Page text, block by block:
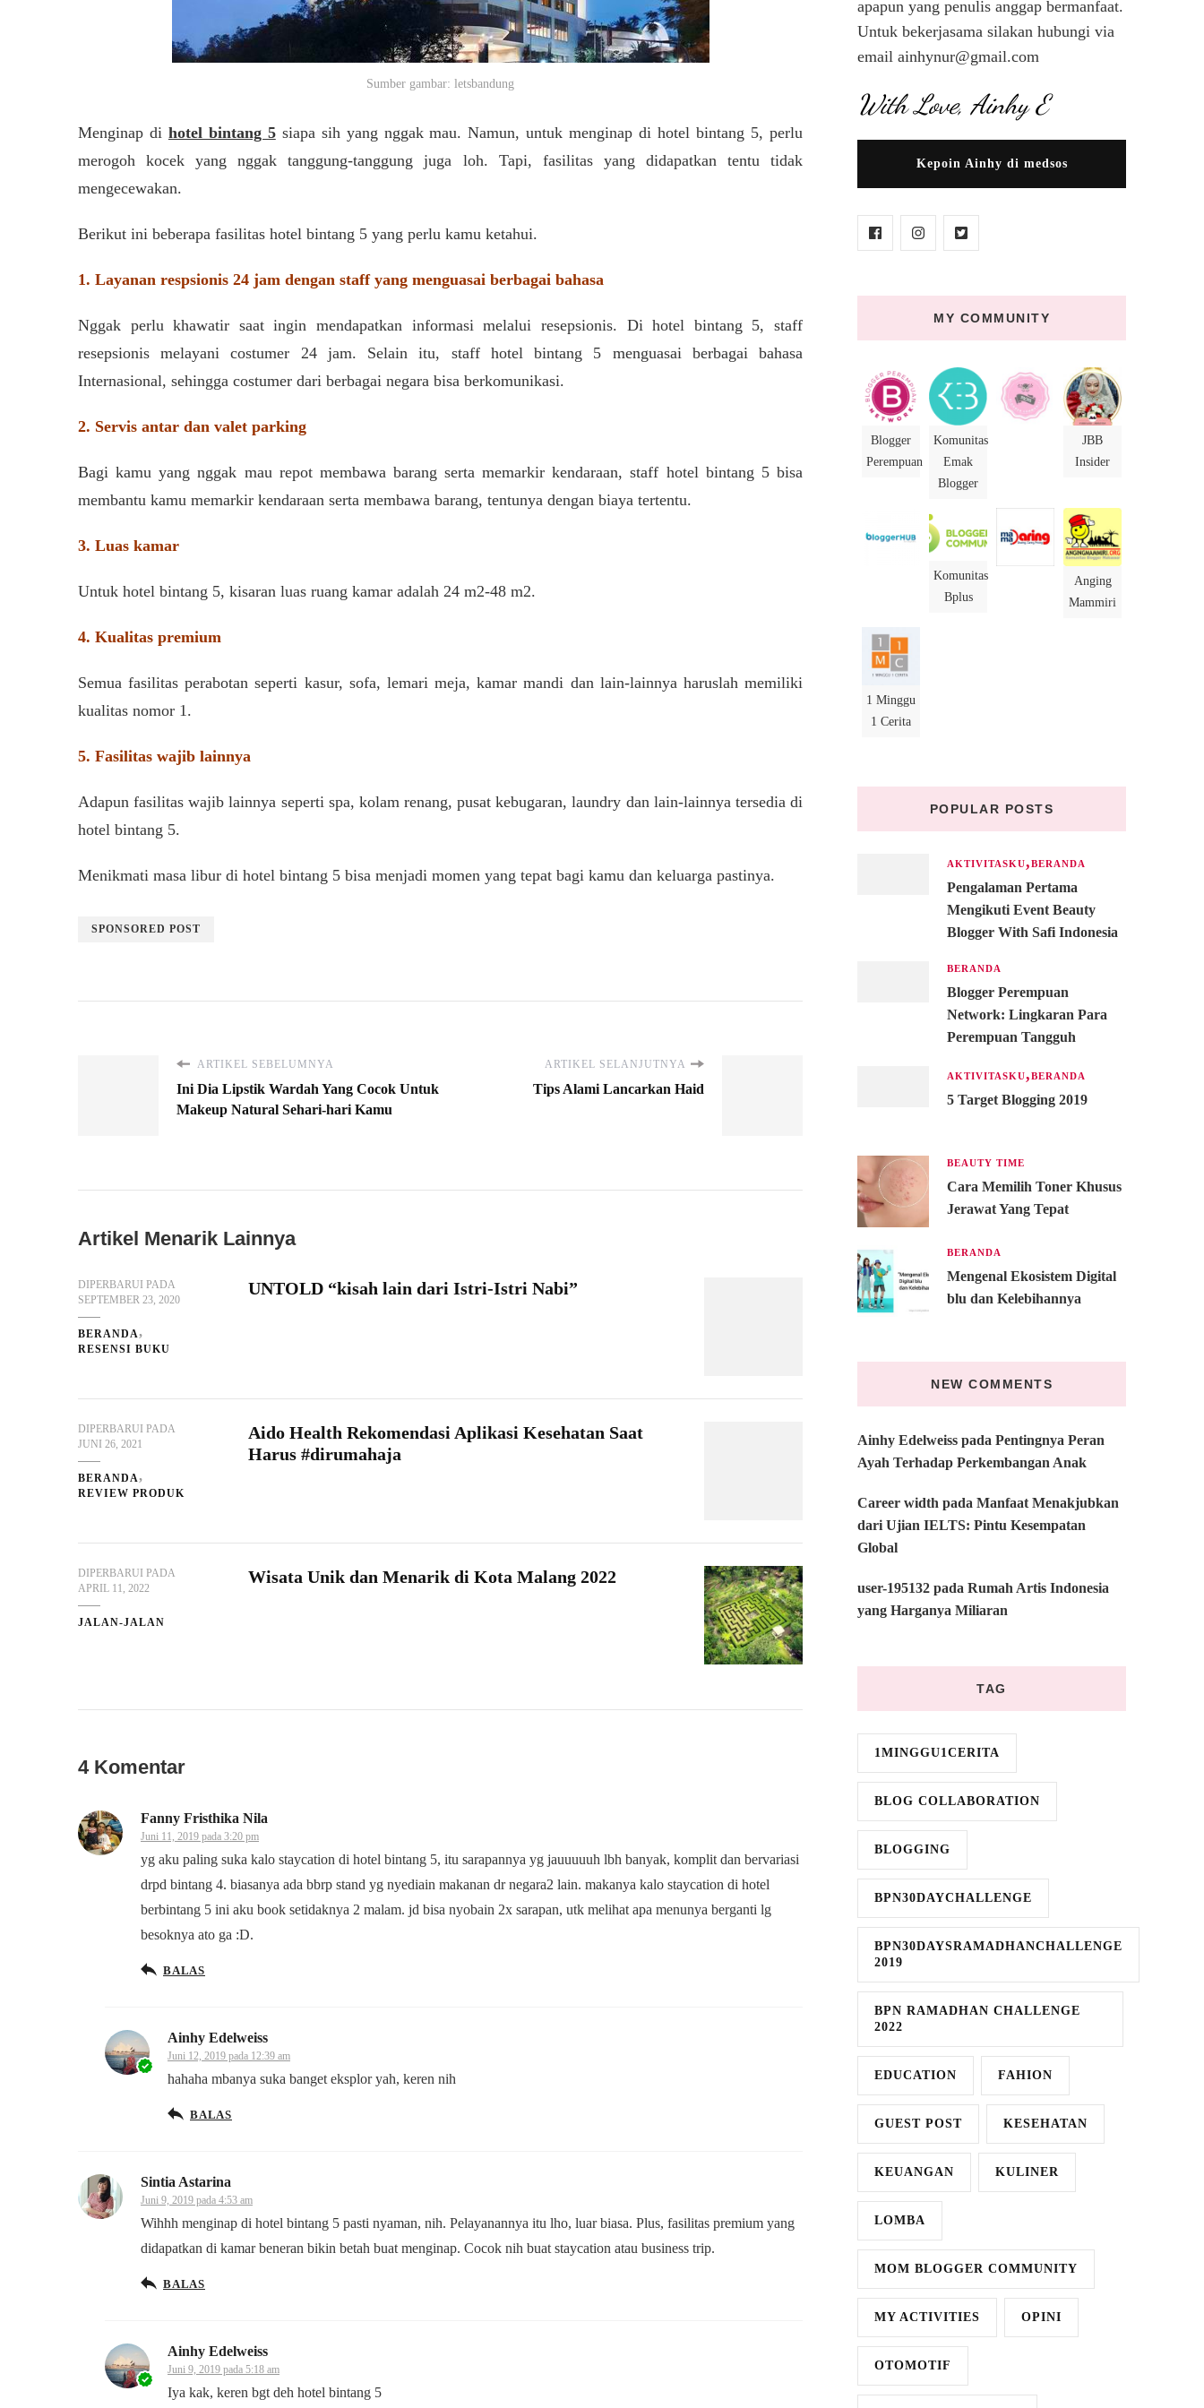
Sumber gambar: letsbandung
Menginap di hotel bintang 5 siapa sih yang nggak mau. Namun, untuk menginap di hotel bintang 5, perlu
merogoh kocek yang nggak tanggung-tanggung juga loh. Tapi, fasilitas yang didapatkan tentu tidak
mengecewakan.
Berikut ini beberapa fasilitas hotel bintang 5 yang perlu kamu ketahui.
1. Layanan respsionis 24 jam dengan staff yang menguasai berbagai bahasa
Nggak perlu khawatir saat ingin mendapatkan informasi melalui resepsionis. Di hotel bintang 5, staff
resepsionis melayani costumer 24 jam. Selain itu, staff hotel bintang 5 menguasai berbagai bahasa
Internasional, sehingga costumer dari berbagai negara bisa berkomunikasi.
2. Servis antar dan valet parking
Bagi kamu yang nggak mau repot membawa barang serta memarkir kendaraan, staff hotel bintang 5 bisa
membantu kamu memarkir kendaraan serta membawa barang, tentunya dengan biaya tertentu.
3. Luas kamar
Untuk hotel bintang 5, kisaran luas ruang kamar adalah 24 m2-48 m2.
4. Kualitas premium
Semua fasilitas perabotan seperti kasur, sofa, lemari meja, kamar mandi dan lain-lainnya haruslah memiliki
kualitas nomor 1.
5. Fasilitas wajib lainnya
Adapun fasilitas wajib lainnya seperti spa, kolam renang, pusat kebugaran, laundry dan lain-lainnya tersedia di
hotel bintang 5.
Menikmati masa libur di hotel bintang 5 bisa menjadi momen yang tepat bagi kamu dan keluarga pastinya.
SPONSORED POST
ARTIKEL SEBELUMNYA
Ini Dia Lipstik Wardah Yang Cocok Untuk
Makeup Natural Sehari-hari Kamu
ARTIKEL SELANJUTNYA
Tips Alami Lancarkan Haid
Artikel Menarik Lainnya
DIPERBARUI PADA
SEPTEMBER 23, 2020
BERANDA
RESENSI BUKU
UNTOLD “kisah lain dari Istri-Istri Nabi”
DIPERBARUI PADA
JUNI 26, 2021
BERANDA
REVIEW PRODUK
Aido Health Rekomendasi Aplikasi Kesehatan Saat
Harus #dirumahaja
DIPERBARUI PADA
APRIL 11, 2022
JALAN-JALAN
Wisata Unik dan Menarik di Kota Malang 2022
4 Komentar
Fanny Fristhika Nila
Juni 11, 2019 pada 3:20 pm
yg aku paling suka kalo staycation di hotel bintang 5, itu sarapannya yg jauuuuuh lbh banyak, komplit dan bervariasi
drpd bintang 4. biasanya ada bbrp stand yg nyediain makanan dr negara2 lain. makanya kalo staycation di hotel
berbintang 5 ini aku book setidaknya 2 malam. jd bisa nyobain 2x sarapan, utk melihat apa menunya berganti lg
besoknya ato ga :D.
BALAS
Ainhy Edelweiss
Juni 12, 2019 pada 12:39 am
hahaha mbanya suka banget eksplor yah, keren nih
BALAS
Sintia Astarina
Juni 9, 2019 pada 4:53 am
Wihhh menginap di hotel bintang 5 pasti nyaman, nih. Pelayanannya itu lho, luar biasa. Plus, fasilitas premium yang
didapatkan di kamar beneran bikin betah buat menginap. Cocok nih buat staycation atau business trip.
BALAS
Ainhy Edelweiss
Juni 9, 2019 pada 5:18 am
Iya kak, keren bgt deh hotel bintang 5
apapun yang penulis anggap bermanfaat.
Untuk bekerjasama silakan hubungi via
email ainhynur@gmail.com
With Love, Ainhy E
Kepoin Ainhy di medsos
MY COMMUNITY
Blogger
Perempuan
Komunitas
Emak
Blogger
JBB
Insider
Komunitas
Bplus
Anging
Mammiri
1 Minggu
1 Cerita
POPULAR POSTS
AKTIVITASKU BERANDA
Pengalaman Pertama
Mengikuti Event Beauty
Blogger With Safi Indonesia
BERANDA
Blogger Perempuan
Network: Lingkaran Para
Perempuan Tangguh
AKTIVITASKU BERANDA
5 Target Blogging 2019
BEAUTY TIME
Cara Memilih Toner Khusus
Jerawat Yang Tepat
BERANDA
Mengenal Ekosistem Digital
blu dan Kelebihannya
NEW COMMENTS
Ainhy Edelweiss pada Pentingnya Peran
Ayah Terhadap Perkembangan Anak
Career width pada Manfaat Menakjubkan
dari Ujian IELTS: Pintu Kesempatan
Global
user-195132 pada Rumah Artis Indonesia
yang Harganya Miliaran
TAG
1MINGGU1CERITA
BLOG COLLABORATION
BLOGGING
BPN30DAYCHALLENGE
BPN30DAYSRAMADHANCHALLENGE
2019
BPN RAMADHAN CHALLENGE
2022
EDUCATION FAHION
GUEST POST KESEHATAN
KEUANGAN KULINER
LOMBA
MOM BLOGGER COMMUNITY
MY ACTIVITIES OPINI
OTOMOTIF